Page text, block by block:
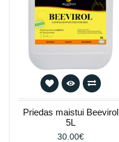
Priedas maistui Beevirol
5L
30.00€